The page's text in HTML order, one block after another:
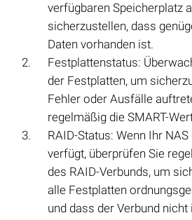
verfügbaren Speicherplatz
sicherzustellen, dass
Daten vorhanden ist.
Festplattenstatus:
der Festplatten, um
Fehler oder Ausfälle
regelmäßig die SMART-
RAID-Status: Wenn Ihr
verfügt, überprüfen Sie
des RAID-Verbunds, um
alle Festplatten
und dass der Verbund nicht